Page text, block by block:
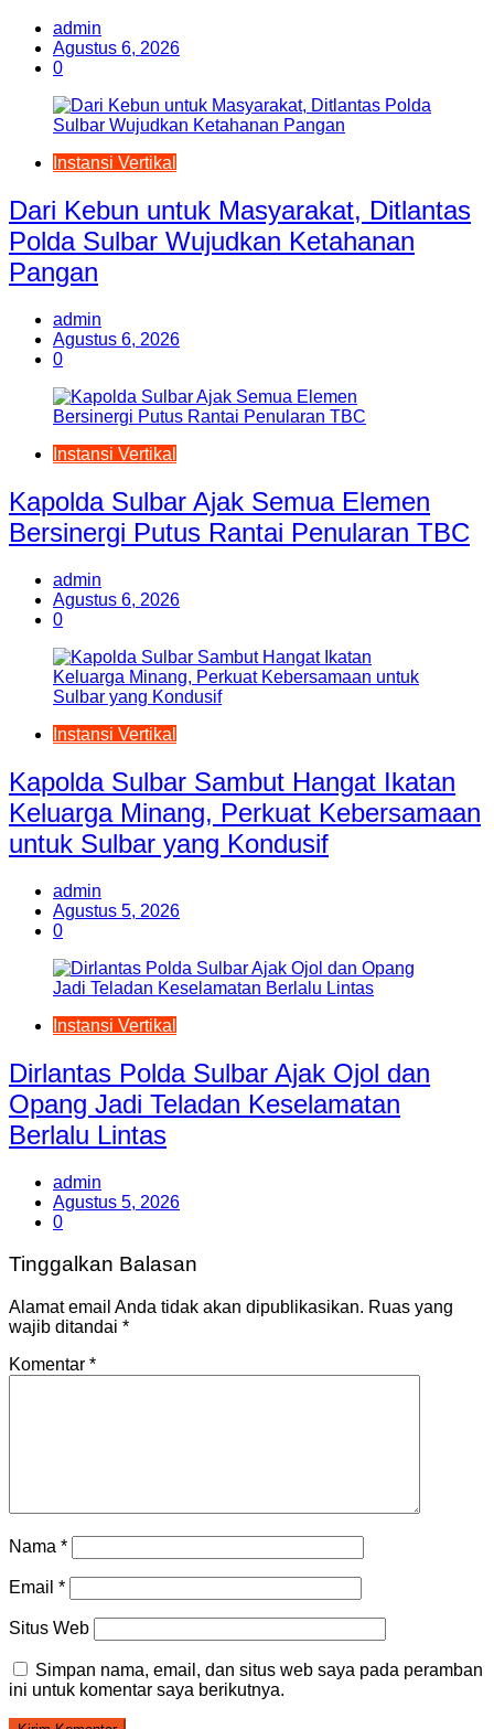
admin
Agustus 6, 2026
0
Instansi Vertikal
Dari Kebun untuk Masyarakat, Ditlantas
Polda Sulbar Wujudkan Ketahanan
Pangan
admin
Agustus 6, 2026
0
Instansi Vertikal
Kapolda Sulbar Ajak Semua Elemen
Bersinergi Putus Rantai Penularan TBC
admin
Agustus 6, 2026
0
Instansi Vertikal
Kapolda Sulbar Sambut Hangat Ikatan
Keluarga Minang, Perkuat Kebersamaan
untuk Sulbar yang Kondusif
admin
Agustus 5, 2026
0
Instansi Vertikal
Dirlantas Polda Sulbar Ajak Ojol dan
Opang Jadi Teladan Keselamatan
Berlalu Lintas
admin
Agustus 5, 2026
0
Tinggalkan Balasan
Alamat email Anda tidak akan dipublikasikan. Ruas yang
wajib ditandai *
Komentar *
Nama *
Email *
Situs Web
Simpan nama, email, dan situs web saya pada peramban
ini untuk komentar saya berikutnya.